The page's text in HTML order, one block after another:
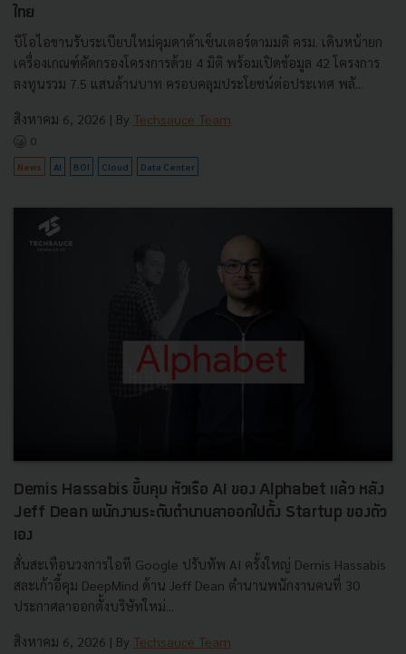
ไทย
บีโอไอขานรับระเบียบใหม่คุมดาต้าเซ็นเตอร์ตามมติ ครม. เดินหน้ายก
เครื่องเกณฑ์คัดกรองโครงการด้วย 4 มิติ พร้อมเปิดข้อมูล 42 โครงการ
ลงทุนรวม 7.5 แสนล้านบาท ครอบคลุมประโยชน์ต่อประเทศ พลั...
สิงหาคม 6, 2026 | By Techsauce Team
0
News AI BOI Cloud Data Center
Demis Hassabis ขึ้นคุม หัวเรือ AI ของ Alphabet แล้ว หลัง
Jeff Dean พนักงานระดับตำนานลาออกไปตั้ง Startup ของตัว
เอง
สั่นสะเทือนวงการไอที Google ปรับทัพ AI ครั้งใหญ่ Demis Hassabis
สละเก้าอี้คุม DeepMind ด้าน Jeff Dean ตำนานพนักงานคนที่ 30
ประกาศลาออกตั้งบริษัทใหม่...
สิงหาคม 6, 2026 | By Techsauce Team